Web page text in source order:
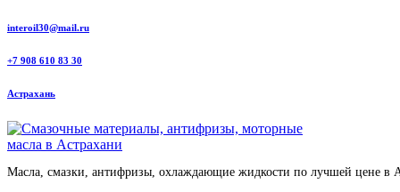
Перейти
содержанию
interoil30@mail.ru
+7 908 610 83 30
Астрахань
Масла, смазки, антифризы, охлаждающие жидкости по лучшей цене в